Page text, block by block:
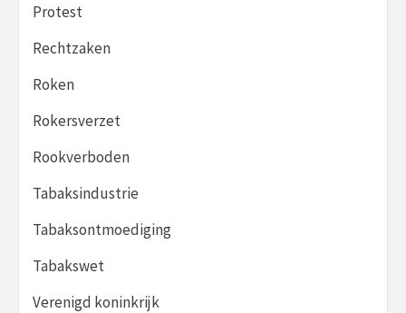
Protest
Rechtzaken
Roken
Rokersverzet
Rookverboden
Tabaksindustrie
Tabaksontmoediging
Tabakswet
Verenigd koninkrijk